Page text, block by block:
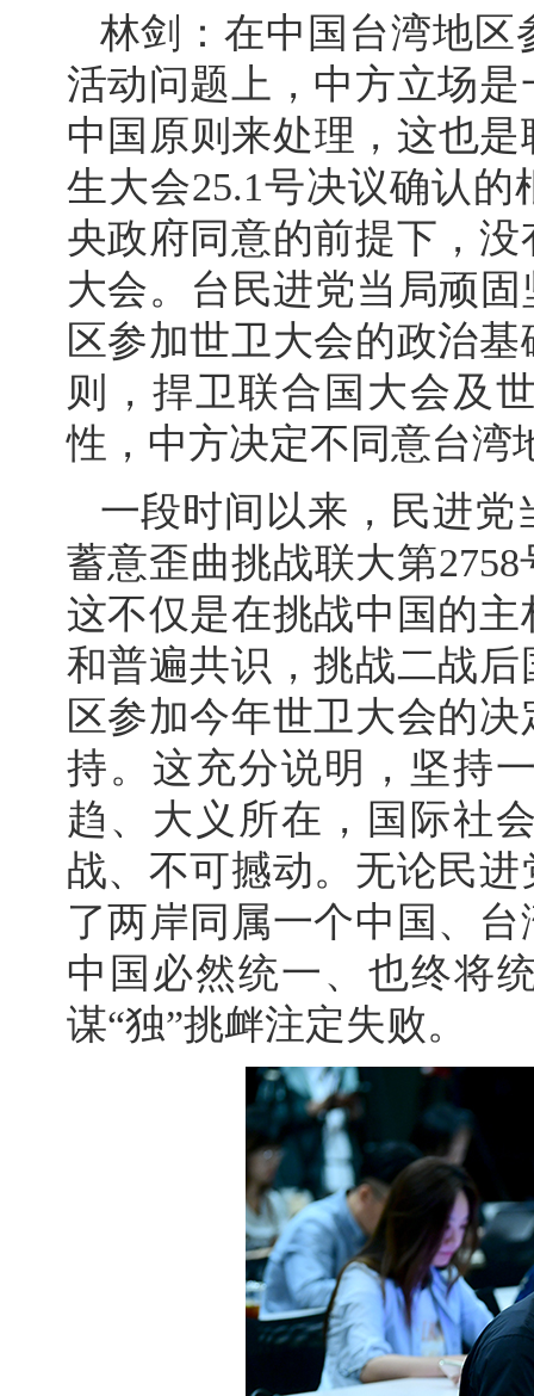
林剑：在中国台湾地区
活动问题上，中方立场
中国原则来处理，这也
生大会25.1号决议确认
央政府同意的前提下，
大会。台民进党当局顽
区参加世卫大会的政治
则，捍卫联合国大会及
性，中方决定不同意台湾
一段时间以来，民进
蓄意歪曲挑战联大第
这不仅是在挑战中国的
和普遍共识，挑战二战
区参加今年世卫大会的
持。这充分说明，坚持
趋、大义所在，国际社
战、不可撼动。无论民
了两岸同属一个中国、
中国必然统一、也终将
谋“独”挑衅注定失败。